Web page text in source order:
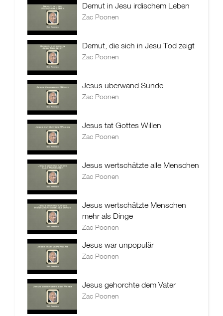
Demut in Jesu irdischem Leben
Zac Poonen
Demut, die sich in Jesu Tod zeigt
Zac Poonen
Jesus überwand Sünde
Zac Poonen
Jesus tat Gottes Willen
Zac Poonen
Jesus wertschätzte alle Menschen
Zac Poonen
Jesus wertschätzte Menschen
mehr als Dinge
Zac Poonen
Jesus war unpopulär
Zac Poonen
Jesus gehorchte dem Vater
Zac Poonen